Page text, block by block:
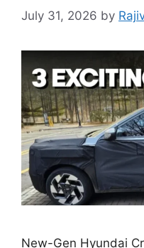
July 31, 2026 by
New-Gen Hyundai